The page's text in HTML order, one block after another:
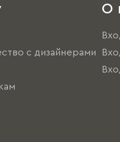
с дизайнерами
О